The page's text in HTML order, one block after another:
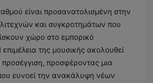
είναι προσανατολισμένη στην
και συγκροτημάτων που
χώρο στο εμπορικό
της μουσικής ακολουθεί
προσέγγιση, προσφέροντας μια
ευνοεί την ανακάλυψη νέων